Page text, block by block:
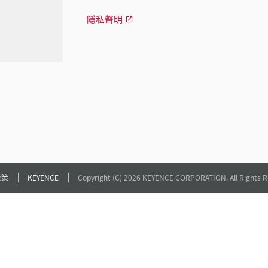
隱私聲明
KEYENCE Copyright (C) 2026 KEYENCE CORPORATION. All Rights